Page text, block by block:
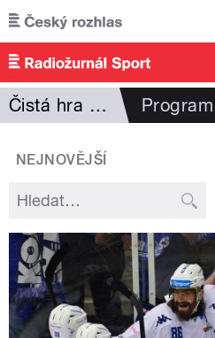
Přejít k hlavnímu obsahu
Čistá hra Martina Procházky Program
NEJNOVĚJŠÍ